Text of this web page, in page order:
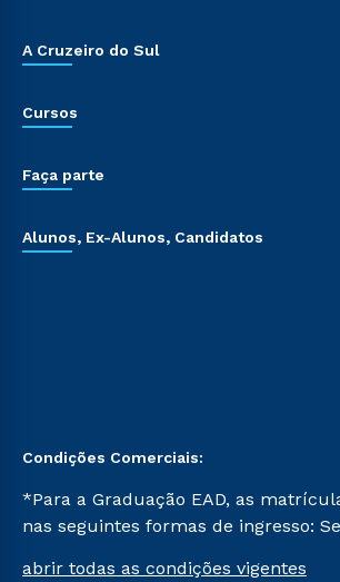
A Cruzeiro do Sul
Cursos
Faça parte
Alunos, Ex-Alunos, Candidatos
Condições Comerciais:
*Para a Graduação EAD, as
nas seguintes formas de ingresso:
abrir todas as condições vigentes